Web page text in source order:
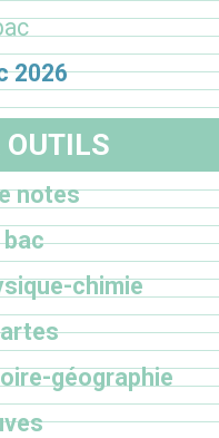
2026
OUTILS
notes
chimie
géographie